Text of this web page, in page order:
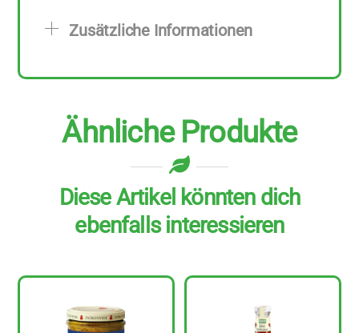
Zusätzliche Informationen
Ähnliche Produkte
Diese Artikel könnten dich
ebenfalls interessieren